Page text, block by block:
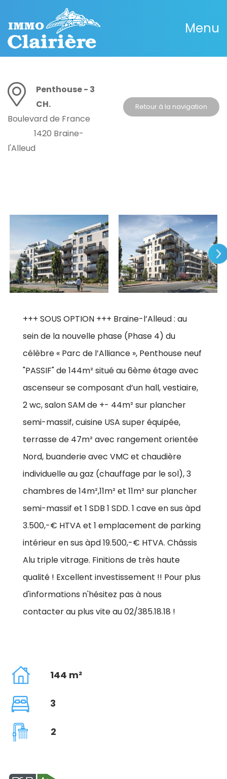
Menu
Penthouse - 3
CH.
Boulevard de France
1420 Braine-
l'Alleud
Retour à la navigation
+++ SOUS OPTION +++ Braine-l’Alleud : au
sein de la nouvelle phase (Phase 4) du
célèbre « Parc de l’Alliance », Penthouse neuf
"PASSIF" de 144m² situé au 6ème étage avec
ascenseur se composant d’un hall, vestiaire,
2 wc, salon SAM de +- 44m² sur plancher
semi-massif, cuisine USA super équipée,
terrasse de 47m² avec rangement orientée
Nord, buanderie avec VMC et chaudière
individuelle au gaz (chauffage par le sol), 3
chambres de 14m²,11m² et 11m² sur plancher
semi-massif et 1 SDB 1 SDD. 1 cave en sus àpd
3.500,-€ HTVA et 1 emplacement de parking
intérieur en sus àpd 19.500,-€ HTVA. Châssis
Alu triple vitrage. Finitions de très haute
qualité ! Excellent investissement !! Pour plus
d'informations n'hésitez pas à nous
contacter au plus vite au 02/385.18.18 !
144 m²
3
2